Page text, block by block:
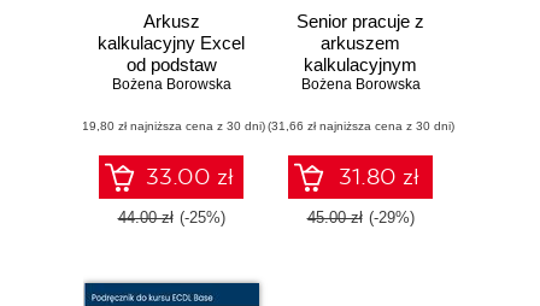
Arkusz
kalkulacyjny Excel
od podstaw
Bożena Borowska
(19,80 zł najniższa cena z 30 dni)
33.00 zł
44.00 zł (-25%)
Senior pracuje z
arkuszem
kalkulacyjnym
Bożena Borowska
(31,66 zł najniższa cena z 30 dni)
31.80 zł
45.00 zł (-29%)